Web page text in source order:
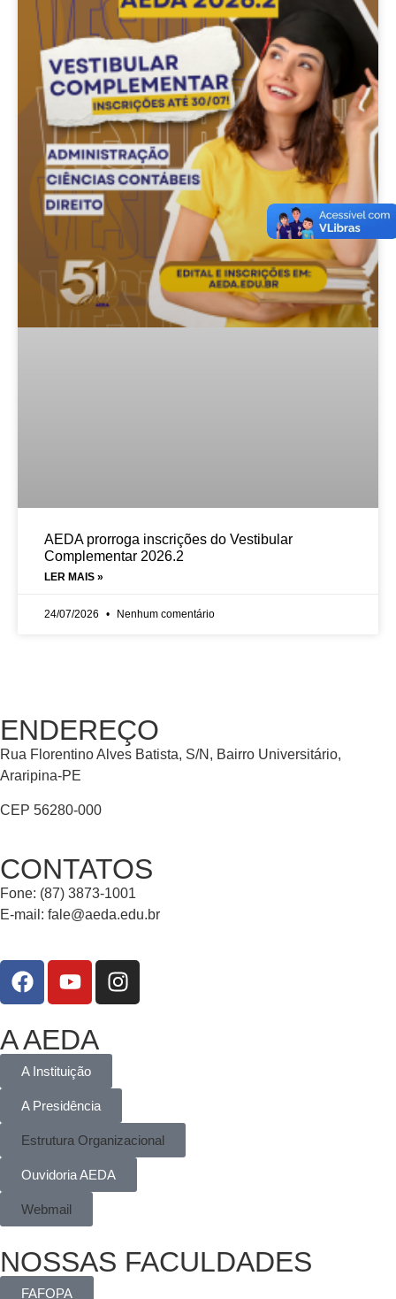
AEDA prorroga inscrições do Vestibular
Complementar 2026.2
LER MAIS »
24/07/2026 Nenhum comentário
ENDEREÇO
Rua Florentino Alves Batista, S/N, Bairro Universitário,
Araripina-PE
CEP 56280-000
CONTATOS
Fone: (87) 3873-1001
E-mail: fale@aeda.edu.br
A AEDA
A Instituição
A Presidência
Estrutura Organizacional
Ouvidoria AEDA
Webmail
NOSSAS FACULDADES
FAFOPA